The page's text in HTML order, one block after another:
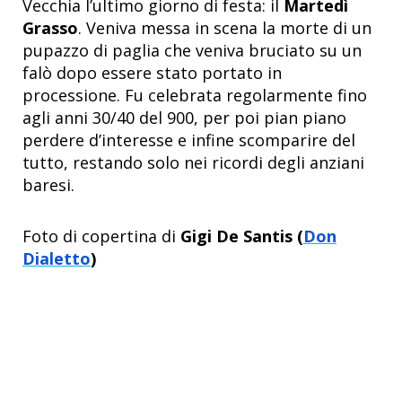
Vecchia l’ultimo giorno di festa: il Martedì
Grasso. Veniva messa in scena la morte di un
pupazzo di paglia che veniva bruciato su un
falò dopo essere stato portato in
processione. Fu celebrata regolarmente fino
agli anni 30/40 del 900, per poi pian piano
perdere d’interesse e infine scomparire del
tutto, restando solo nei ricordi degli anziani
baresi.
Foto di copertina di Gigi De Santis (Don
Dialetto)